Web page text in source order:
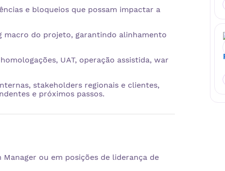
e bloqueios que possam impactar a
macro do projeto, garantindo alinhamento
UAT, operação assistida, war
stakeholders regionais e clientes,
e próximos passos.
ou em posições de liderança de